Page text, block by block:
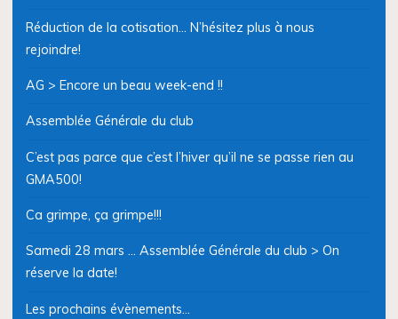
Réduction de la cotisation… N’hésitez plus à nous
rejoindre!
AG > Encore un beau week-end !!
Assemblée Générale du club
C’est pas parce que c’est l’hiver qu’il ne se passe rien au
GMA500!
Ca grimpe, ça grimpe!!!
Samedi 28 mars … Assemblée Générale du club > On
réserve la date!
Les prochains évènements…